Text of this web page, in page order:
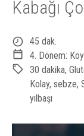
Kabağı
45 dak.
4. Dönem:
30 dakika,
Kolay, sebze,
yılbaşı